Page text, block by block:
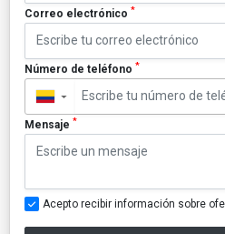
Correo electrónico *
Número de teléfono *
▼
Mensaje *
Acepto recibir información sobre